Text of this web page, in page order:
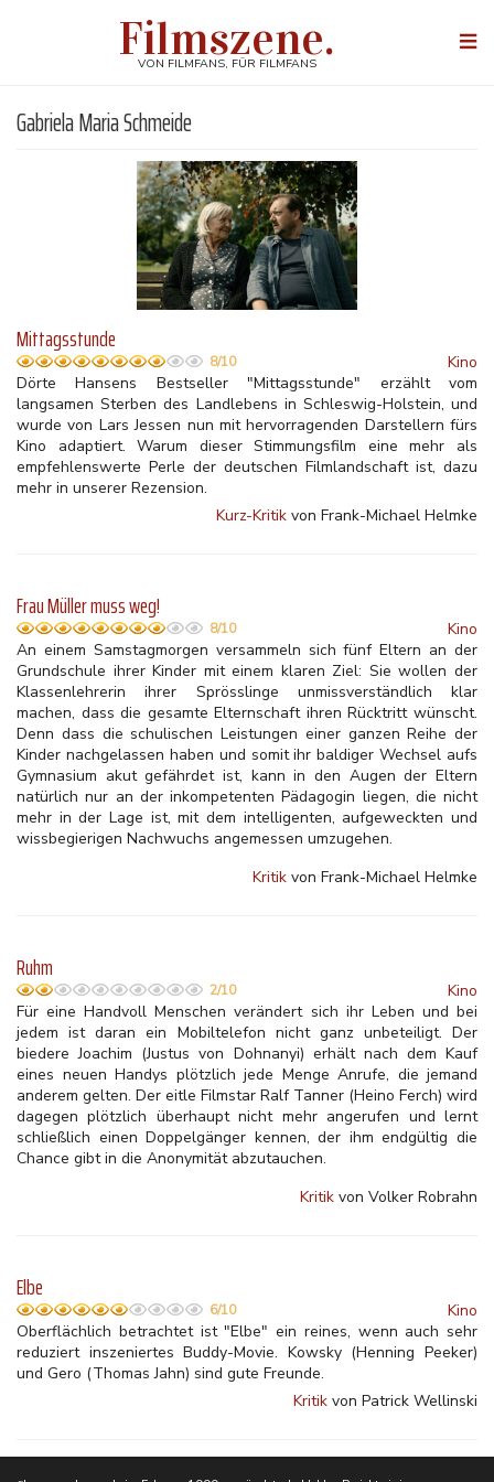
Filmszene.
VON FILMFANS, FÜR FILMFANS
Gabriela Maria Schmeide
Mittagsstunde
8/10
Kino
Dörte Hansens Bestseller "Mittagsstunde" erzählt vom
langsamen Sterben des Landlebens in Schleswig-Holstein, und
wurde von Lars Jessen nun mit hervorragenden Darstellern fürs
Kino adaptiert. Warum dieser Stimmungsfilm eine mehr als
empfehlenswerte Perle der deutschen Filmlandschaft ist, dazu
mehr in unserer Rezension.
Kurz-Kritik von Frank-Michael Helmke
Frau Müller muss weg!
8/10
Kino
An einem Samstagmorgen versammeln sich fünf Eltern an der
Grundschule ihrer Kinder mit einem klaren Ziel: Sie wollen der
Klassenlehrerin ihrer Sprösslinge unmissverständlich klar
machen, dass die gesamte Elternschaft ihren Rücktritt wünscht.
Denn dass die schulischen Leistungen einer ganzen Reihe der
Kinder nachgelassen haben und somit ihr baldiger Wechsel aufs
Gymnasium akut gefährdet ist, kann in den Augen der Eltern
natürlich nur an der inkompetenten Pädagogin liegen, die nicht
mehr in der Lage ist, mit dem intelligenten, aufgeweckten und
wissbegierigen Nachwuchs angemessen umzugehen.
Kritik von Frank-Michael Helmke
Ruhm
2/10
Kino
Für eine Handvoll Menschen verändert sich ihr Leben und bei
jedem ist daran ein Mobiltelefon nicht ganz unbeteiligt. Der
biedere Joachim (Justus von Dohnanyi) erhält nach dem Kauf
eines neuen Handys plötzlich jede Menge Anrufe, die jemand
anderem gelten. Der eitle Filmstar Ralf Tanner (Heino Ferch) wird
dagegen plötzlich überhaupt nicht mehr angerufen und lernt
schließlich einen Doppelgänger kennen, der ihm endgültig die
Chance gibt in die Anonymität abzutauchen.
Kritik von Volker Robrahn
Elbe
6/10
Kino
Oberflächlich betrachtet ist "Elbe" ein reines, wenn auch sehr
reduziert inszeniertes Buddy-Movie. Kowsky (Henning Peeker)
und Gero (Thomas Jahn) sind gute Freunde.
Kritik von Patrick Wellinski